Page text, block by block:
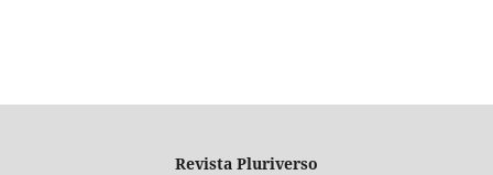
Revista Pluriverso